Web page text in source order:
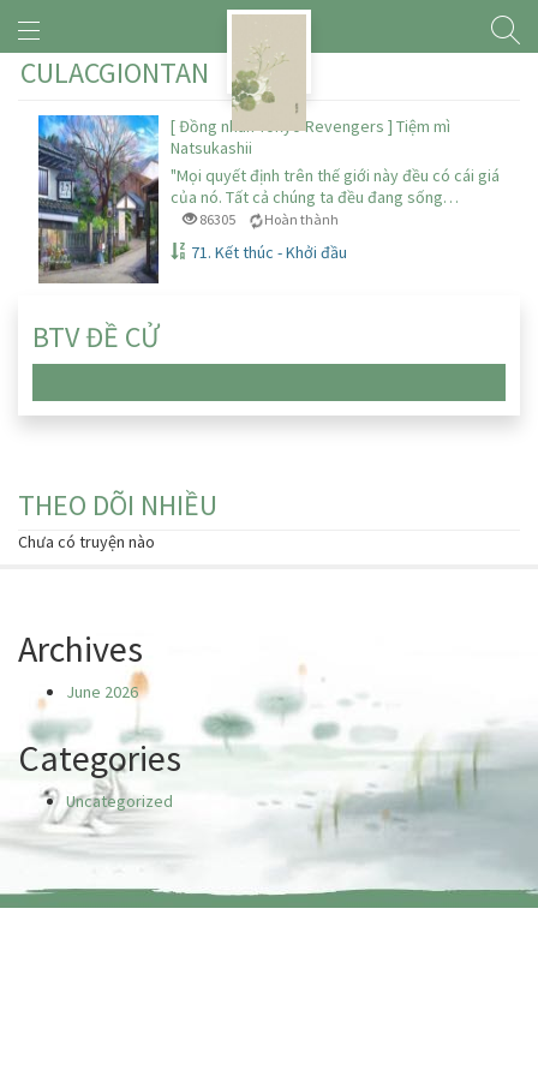
CULACGIONTAN
[ Đồng nhân Tokyo Revengers ] Tiệm mì
Natsukashii
"Mọi quyết định trên thế giới này đều có cái giá
của nó. Tất cả chúng ta đều đang sống…
86305 Hoàn thành
71. Kết thúc - Khởi đầu
BTV ĐỀ CỬ
THEO DÕI NHIỀU
Chưa có truyện nào
Archives
June 2026
Categories
Uncategorized